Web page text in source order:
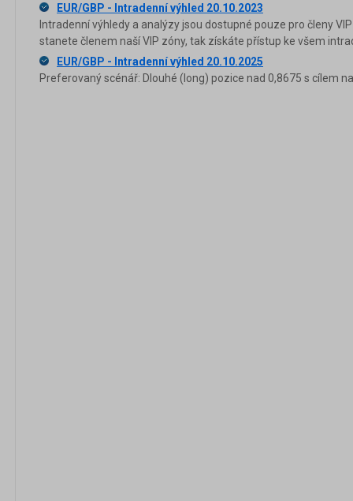
EUR/GBP - Intradenní výhled 20.10.2023
Intradenní výhledy a analýzy jsou dostupné pouze pro členy
stanete členem naší VIP zóny, tak získáte přístup ke všem
EUR/GBP - Intradenní výhled 20.10.2025
Preferovaný scénář: Dlouhé (long) pozice nad 0,8675 s cílem